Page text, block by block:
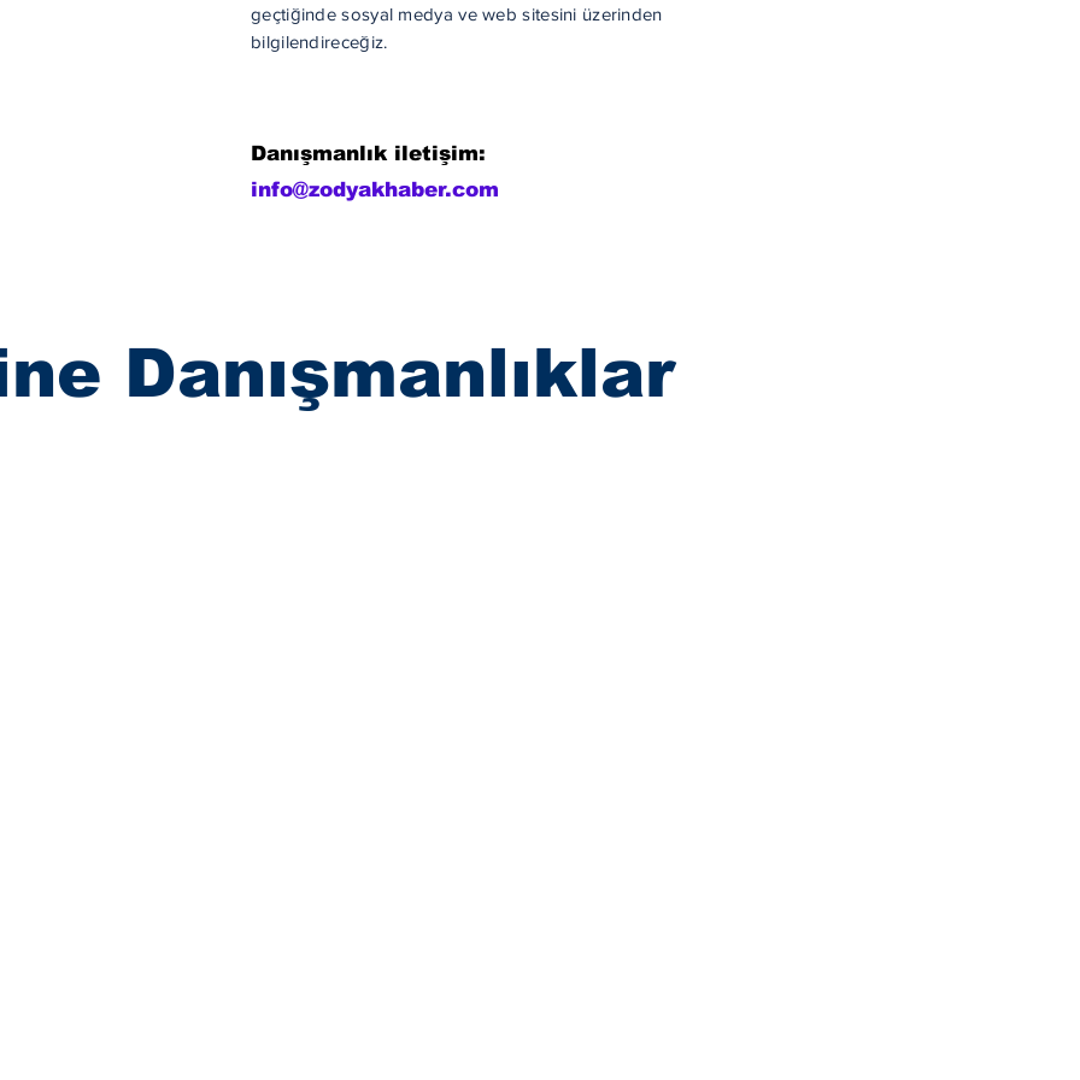
geçtiğinde sosyal medya ve web sitesini üzerinden
bilgilendireceğiz.
Danışmanlık iletişim:
info@zodyakhaber.com
Danışmanlıklar